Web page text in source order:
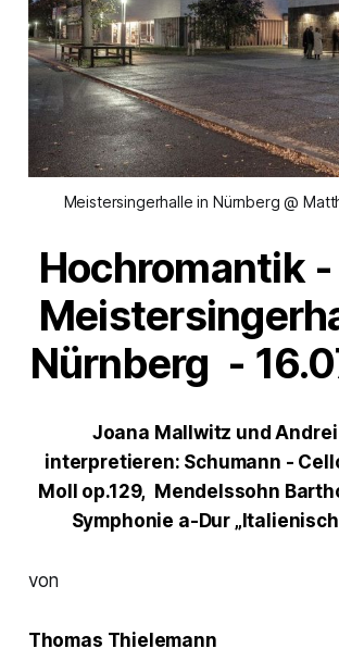
Meistersingerhalle in Nürnberg @
Hochromantik
Nürnberg -
Joana Mallwitz und
interpretieren: Schumann -
Moll op.129, Mendelssohn
Symphonie a-Dur
von
Thomas Thielemann